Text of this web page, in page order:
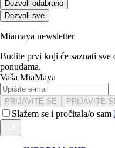
Dozvoli odabrano
Dozvoli sve
Miamaya newsletter
Budite prvi koji će saznati
ponudama.
Vaša MiaMaya
PRIJAVITE SE PRIJAVITE
Slažem se i pročitala/o sam